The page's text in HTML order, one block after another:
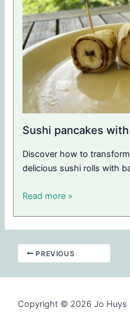
Sushi pancakes
Discover how to
delicious sushi rolls with
Read more »
PREVIOUS
Copyright © 2026 Jo Huys